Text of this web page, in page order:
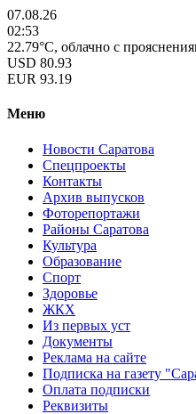
07.08.26
02:53
22.79°C, облачно с
USD 80.93
EUR 93.19
Меню
Новости Саратова
Спецпроекты
Контакты
Архив выпусков
Фоторепортажи
Районы Саратова
Культура
Образование
Спорт
Здоровье
ЖКХ
Из пеpвых уст
Документы
Реклама на сайте
Подписка на газету
Оплата подписки
Реквизиты